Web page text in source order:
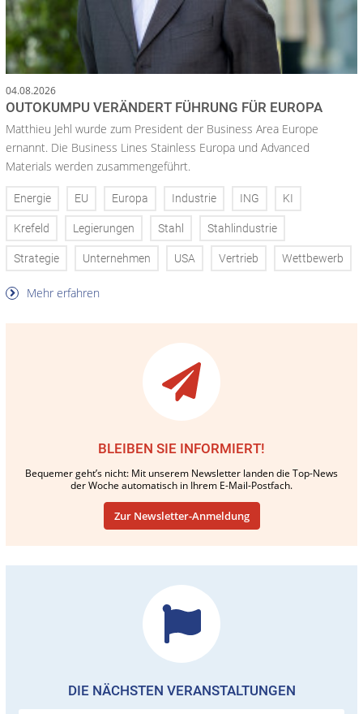
04.08.2026
OUTOKUMPU VERÄNDERT FÜHRUNG FÜR EUROPA
Matthieu Jehl wurde zum President der Business Area Europe
ernannt. Die Business Lines Stainless Europa und Advanced
Materials werden zusammengeführt.
Energie EU Europa Industrie ING KI
Krefeld Legierungen Stahl Stahlindustrie
Strategie Unternehmen USA Vertrieb Wettbewerb
Mehr erfahren
BLEIBEN SIE INFORMIERT!
Bequemer geht’s nicht: Mit unserem Newsletter landen die Top-News
der Woche automatisch in Ihrem E-Mail-Postfach.
Zur Newsletter-Anmeldung
DIE NÄCHSTEN VERANSTALTUNGEN